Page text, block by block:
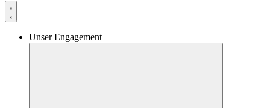
Unser Engagement